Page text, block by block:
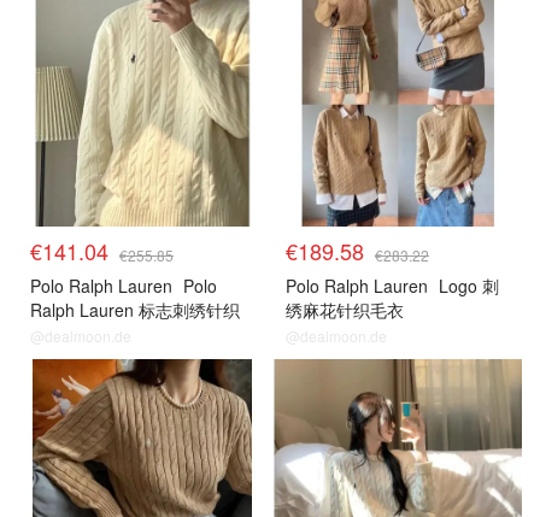
€141.04 €255.85
Polo Ralph Lauren Polo
Ralph Lauren 标志刺绣针织
毛衣
@dealmoon.de
€189.58 €283.22
Polo Ralph Lauren Logo 刺
绣麻花针织毛衣
@dealmoon.de